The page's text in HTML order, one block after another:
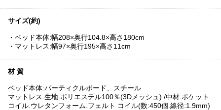
サイズ(約)
・ベッド本体:幅208×奥行104.8×高さ180cm
・マットレス:幅97×奥行195×高さ11cm
材 質
ベッド本体:パーティクルボード、スチール
マットレス:生地:ポリエステル100％(3Dメッシュ) /中材:ポケット
コイル.ウレタンフォーム.フェルト コイル(数:450個.線径:1.9mm)